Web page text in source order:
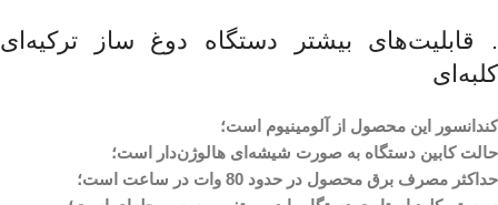
. قابلیت‌های بیشتر دستگاه دوغ ساز ترکیه‌ای
کلبه‌ای
کندانسور این محصول از آلومینیوم است؛
حالت کابین دستگاه به صورت شیشه‌ای هالوژن‌دار است؛
حداکثر مصرف برق محصول در حدود 80 وات در ساعت است؛